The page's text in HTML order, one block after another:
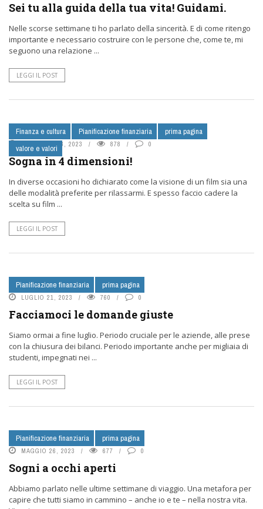
Sei tu alla guida della tua vita! Guidami.
Nelle scorse settimane ti ho parlato della sincerità. E di come ritengo
importante e necessario costruire con le persone che, come te, mi
seguono una relazione ...
LEGGI IL POST
Finanza e cultura Pianificazione finanziaria
prima pagina
valore e valori
SETTEMBRE 8, 2023 878 0
Sogna in 4 dimensioni!
In diverse occasioni ho dichiarato come la visione di un film sia una
delle modalità preferite per rilassarmi. E spesso faccio cadere la
scelta su film ...
LEGGI IL POST
Pianificazione finanziaria prima pagina
LUGLIO 21, 2023 760 0
Facciamoci le domande giuste
Siamo ormai a fine luglio. Periodo cruciale per le aziende, alle prese
con la chiusura dei bilanci. Periodo importante anche per migliaia di
studenti, impegnati nei ...
LEGGI IL POST
Pianificazione finanziaria prima pagina
MAGGIO 26, 2023 677 0
Sogni a occhi aperti
Abbiamo parlato nelle ultime settimane di viaggio. Una metafora per
capire che tutti siamo in cammino – anche io e te – nella nostra vita.